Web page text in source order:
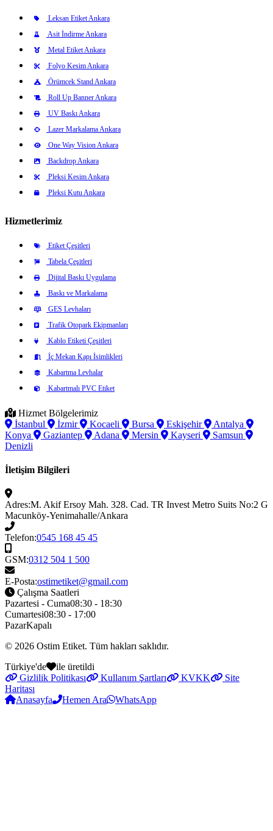
Leksan Etiket Ankara
Asit İndirme Ankara
Metal Etiket Ankara
Folyo Kesim Ankara
Örümcek Stand Ankara
Roll Up Banner Ankara
UV Baskı Ankara
Lazer Markalama Ankara
One Way Vision Ankara
Backdrop Ankara
Pleksi Kesim Ankara
Pleksi Kutu Ankara
Hizmetlerimiz
Etiket Çeşitleri
Tabela Çeşitleri
Dijital Baskı Uygulama
Baskı ve Markalama
GES Levhaları
Trafik Otopark Ekipmanları
Kablo Etiketi Çeşitleri
İç Mekan Kapı İsimlikleri
Kabartma Levhalar
Kabartmalı PVC Etiket
Hizmet Bölgelerimiz
İstanbul
İzmir Kocaeli Bursa Eskişehir
Antalya
Konya
Gaziantep Adana Mersin Kayseri
Samsun
Denizli
İletişim Bilgileri
Adres:M. Akif Ersoy Mah. 328. Cad. TR Invest Metro Suits No:2 G
Macunköy-Yenimahalle/Ankara
Telefon:0545 168 45 45
GSM:0312 504 1 500
E-Posta:ostimetiket@gmail.com
Çalışma Saatleri
Pazartesi - Cuma08:30 - 18:30
Cumartesi08:30 - 17:00
PazarKapalı
© 2026 Ostim Etiket. Tüm hakları saklıdır.
Türkiye'de
ile üretildi
Gizlilik Politikası
Kullanım Şartları KVKK
Site
Haritası
Anasayfa
Hemen Ara WhatsApp